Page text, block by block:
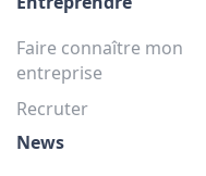
Faire connaître mon
entreprise
Recruter
News